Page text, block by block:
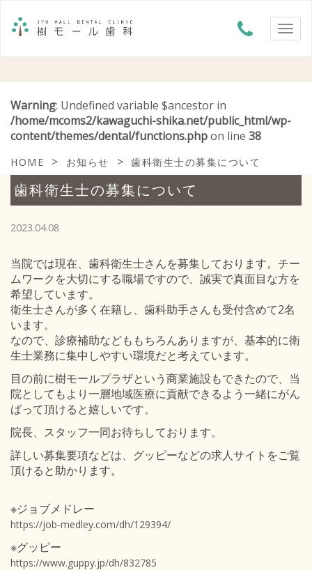
Warning: Undefined variable $ancestor in
/home/mcoms2/kawaguchi-shika.net/public_html/wp-
content/themes/dental/functions.phpon line 38
HOME > お知らせ > 歯科衛生士の募集について
歯科衛生士の募集について
2023.04.08
当院では現在、歯科衛生士さんを募集しております。チー
ムワークを大切にする職場ですので、誠実で真面目な方を
希望しています。
衛生士さんが多く在籍し、歯科助手さんも受付含めて2名
います。
なので、診療補助などももちろんありますが、基本的に衛
生士業務に集中しやすい環境だと考えています。
目の前に樹モールプラザという商業施設もできたので、当
院としてもより一層地域医療に貢献できるよう一緒にがん
ばって頂けると嬉しいです。
院長、スタッフ一同お待ちしております。
詳しい募集要項などは、グッピーなどの求人サイトをご覧
頂けると助かります。
※ジョブメドレー
https://job-medley.com/dh/129394/
※グッピー
https://www.guppy.jp/dh/832785